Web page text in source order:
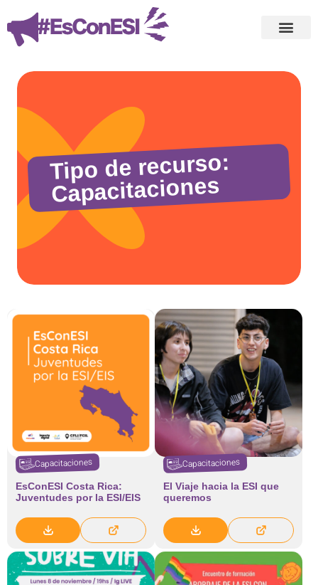
Tipo de recurso:
Capacitaciones
Capacitaciones
EsConESI Costa Rica:
Juventudes por la ESI/EIS
Capacitaciones
El Viaje hacia la ESI que
queremos